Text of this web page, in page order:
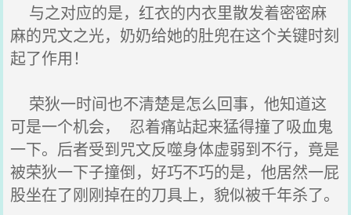
与之对应的是，红衣的内衣里散发着密密麻
麻的咒文之光，奶奶给她的肚兜在这个关键时刻
起了作用！
荣狄一时间也不清楚是怎么回事，他知道这
可是一个机会， 忍着痛站起来猛得撞了吸血鬼
一下。后者受到咒文反噬身体虚弱到不行，竟是
被荣狄一下子撞倒，好巧不巧的是，他居然一屁
股坐在了刚刚掉在的刀具上，貌似被千年杀了。